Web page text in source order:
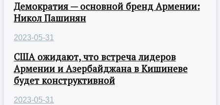
Демократия — основной бренд Армении:
Никол Пашинян
2023-05-31
США ожидают, что встреча лидеров
Армении и Азербайджана в Кишиневе
будет конструктивной
2023-05-31